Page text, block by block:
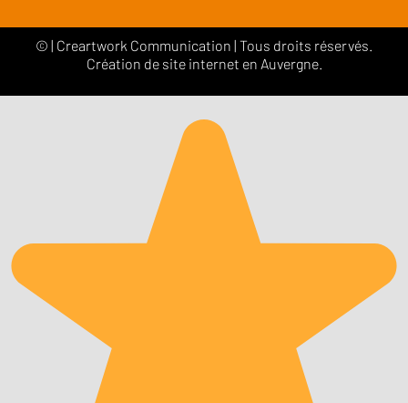
© | Creartwork Communication | Tous droits réservés.
Création de site internet en Auvergne.